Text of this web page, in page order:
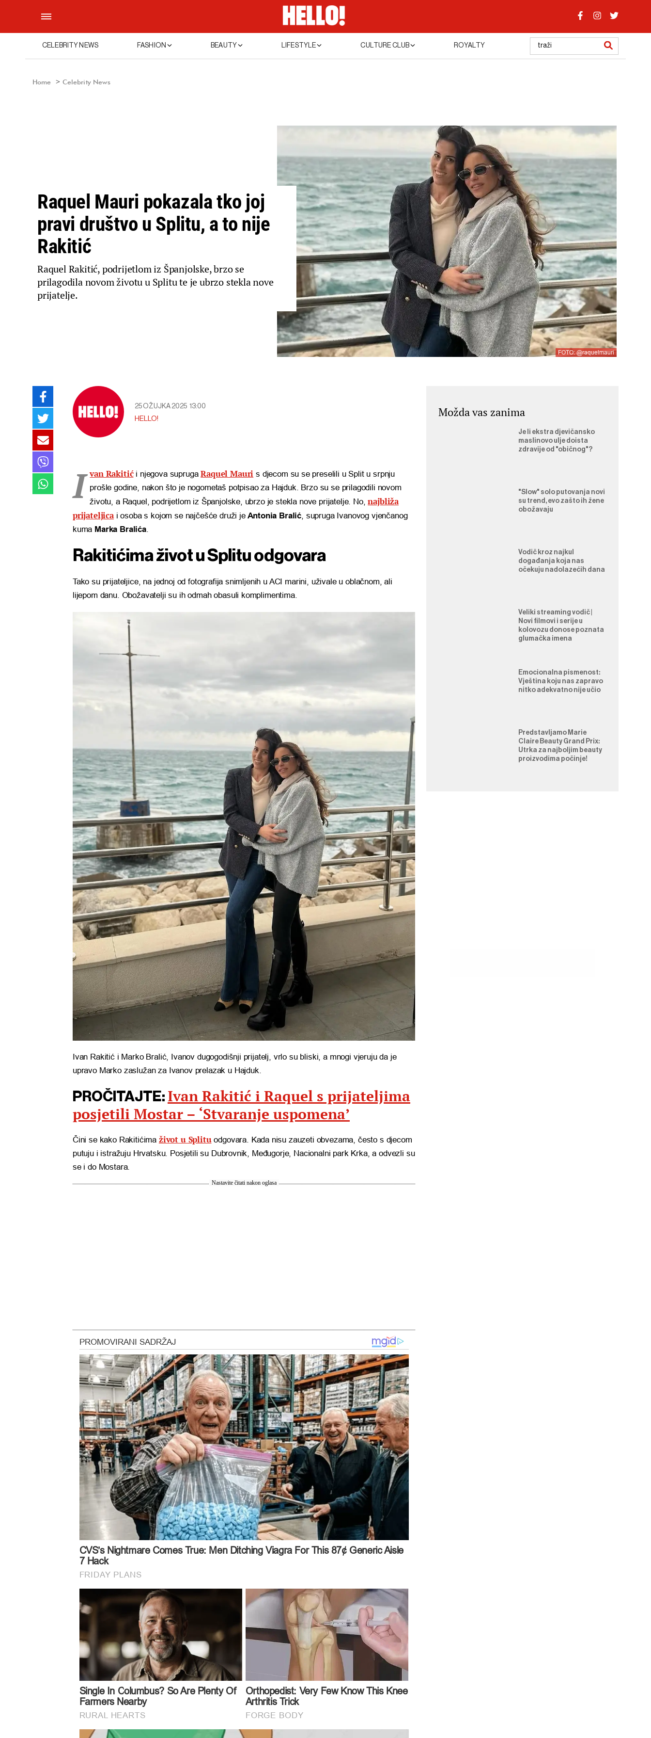
CELEBRITY NEWS FASHION BEAUTY LIFESTYLE CULTURE CLUB ROYALTY
Home Celebrity News
FOTO: @raquelmauri
Raquel Mauri pokazala tko joj
pravi društvo u Splitu, a to nije
Rakitić
Raquel Rakitić, podrijetlom iz Španjolske, brzo se
prilagodila novom životu u Splitu te je ubrzo stekla nove
prijatelje.
25 OŽUJKA 2025 13:00
HELLO!
I van Rakitići njegova suprugaRaquel Mauri s djecom su se preselili u Split u srpnju
prošle godine, nakon što je nogometaš potpisao za Hajduk. Brzo su se prilagodili novom
životu, a Raquel, podrijetlom iz Španjolske, ubrzo je stekla nove prijatelje. No,najbliža
prijateljicai osoba s kojom se najčešće druži jeAntonia Bralić, supruga Ivanovog vjenčanog
kuma Marka Bralića.
Rakitićima život u Splitu odgovara
Tako su prijateljice, na jednoj od fotografija snimljenih u ACI marini, uživale u oblačnom, ali
lijepom danu. Obožavatelji su ih odmah obasuli komplimentima.
Ivan Rakitić i Marko Bralić, Ivanov dugogodišnji prijatelj, vrlo su bliski, a mnogi vjeruju da je
upravo Marko zaslužan za Ivanov prelazak u Hajduk.
PROČITAJTE: Ivan Rakitić i Raquel s prijateljima
posjetili Mostar – ‘Stvaranje uspomena’
Čini se kako Rakitićima život u Splituodgovara. Kada nisu zauzeti obvezama, često s djecom
putuju i istražuju Hrvatsku. Posjetili su Dubrovnik, Međugorje, Nacionalni park Krka, a odvezli su
se i do Mostara.
Nastavite čitati nakon oglasa
Možda vas zanima
Je li ekstra djevičansko
maslinovo ulje doista
zdravije od "običnog"?
"Slow" solo putovanja novi
su trend, evo zašto ih žene
obožavaju
Vodič kroz najkul
događanja koja nas
očekuju nadolazećih dana
Veliki streaming vodič |
Novi filmovi i serije u
kolovozu donose poznata
glumačka imena
Emocionalna pismenost:
Vještina koju nas zapravo
nitko adekvatno nije učio
Predstavljamo Marie
Claire Beauty Grand Prix:
Utrka za najboljim beauty
proizvodima počinje!